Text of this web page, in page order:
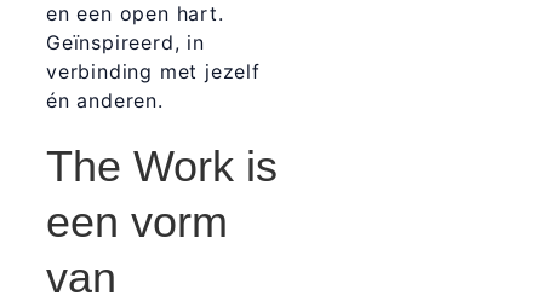
en een open hart.
Geïnspireerd, in
verbinding met jezelf
én anderen.
The Work is
een vorm
van